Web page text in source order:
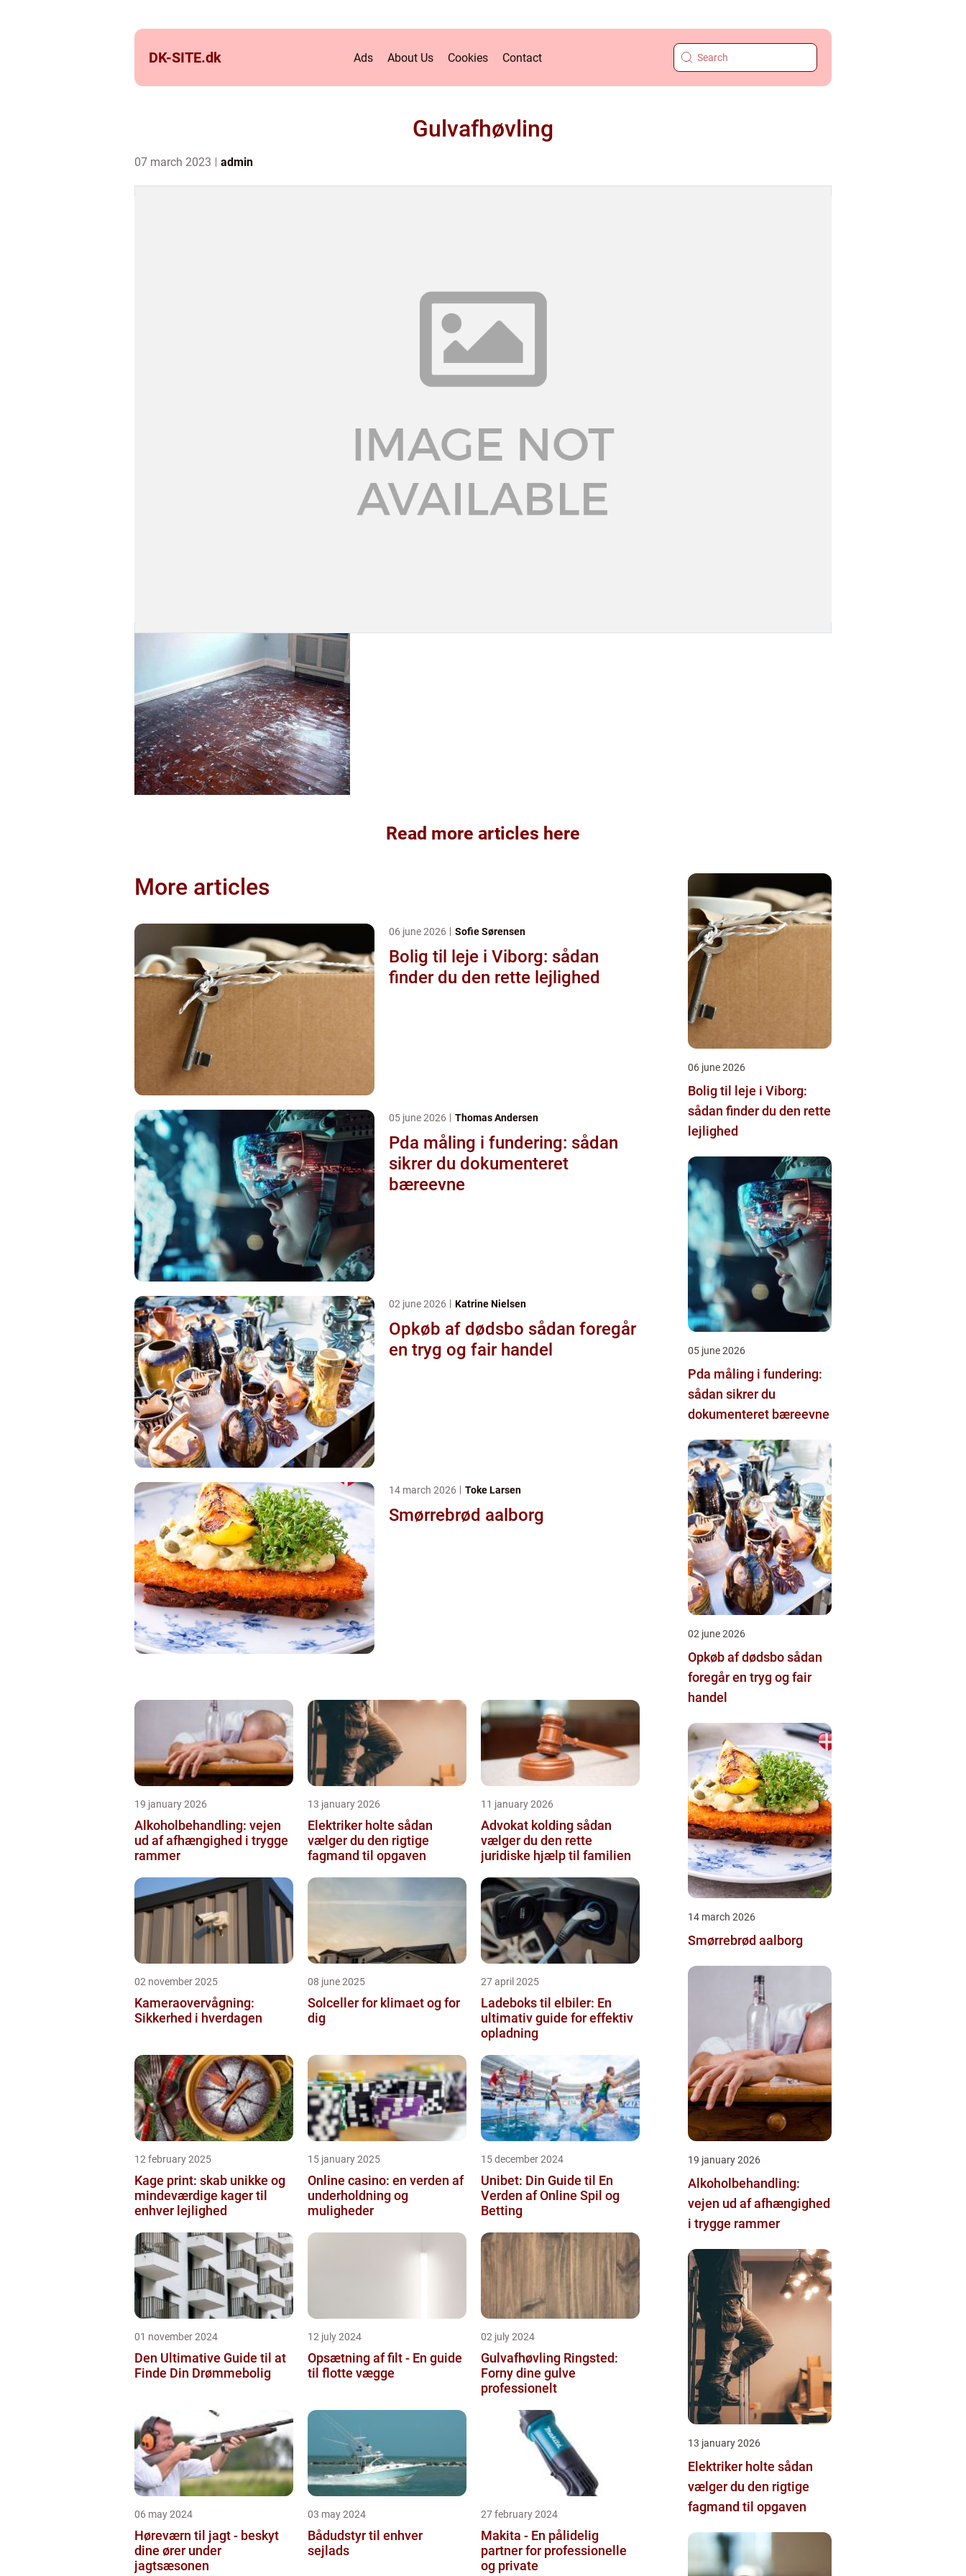
DK-SITE.dk Ads About Us Cookies Contact
Gulvafhøvling
07 march 2023 admin
Read more articles here
More articles
06 june 2026 Sofie Sørensen
Bolig til leje i Viborg: sådan
finder du den rette lejlighed
05 june 2026 Thomas Andersen
Pda måling i fundering: sådan
sikrer du dokumenteret
bæreevne
02 june 2026 Katrine Nielsen
Opkøb af dødsbo sådan foregår
en tryg og fair handel
14 march 2026 Toke Larsen
Smørrebrød aalborg
19 january 2026
Alkoholbehandling: vejen
ud af afhængighed i trygge
rammer
13 january 2026
Elektriker holte sådan
vælger du den rigtige
fagmand til opgaven
11 january 2026
Advokat kolding sådan
vælger du den rette
juridiske hjælp til familien
02 november 2025
Kameraovervågning:
Sikkerhed i hverdagen
08 june 2025
Solceller for klimaet og for
dig
27 april 2025
Ladeboks til elbiler: En
ultimativ guide for effektiv
opladning
12 february 2025
Kage print: skab unikke og
mindeværdige kager til
enhver lejlighed
15 january 2025
Online casino: en verden af
underholdning og
muligheder
15 december 2024
Unibet: Din Guide til En
Verden af Online Spil og
Betting
01 november 2024
Den Ultimative Guide til at
Finde Din Drømmebolig
12 july 2024
Opsætning af filt - En guide
til flotte vægge
02 july 2024
Gulvafhøvling Ringsted:
Forny dine gulve
professionelt
06 may 2024
Høreværn til jagt - beskyt
dine ører under
jagtsæsonen
03 may 2024
Bådudstyr til enhver
sejlads
27 february 2024
Makita - En pålidelig
partner for professionelle
og private
06 june 2026
Bolig til leje i Viborg:
sådan finder du den rette
lejlighed
05 june 2026
Pda måling i fundering:
sådan sikrer du
dokumenteret bæreevne
02 june 2026
Opkøb af dødsbo sådan
foregår en tryg og fair
handel
14 march 2026
Smørrebrød aalborg
19 january 2026
Alkoholbehandling:
vejen ud af afhængighed
i trygge rammer
13 january 2026
Elektriker holte sådan
vælger du den rigtige
fagmand til opgaven